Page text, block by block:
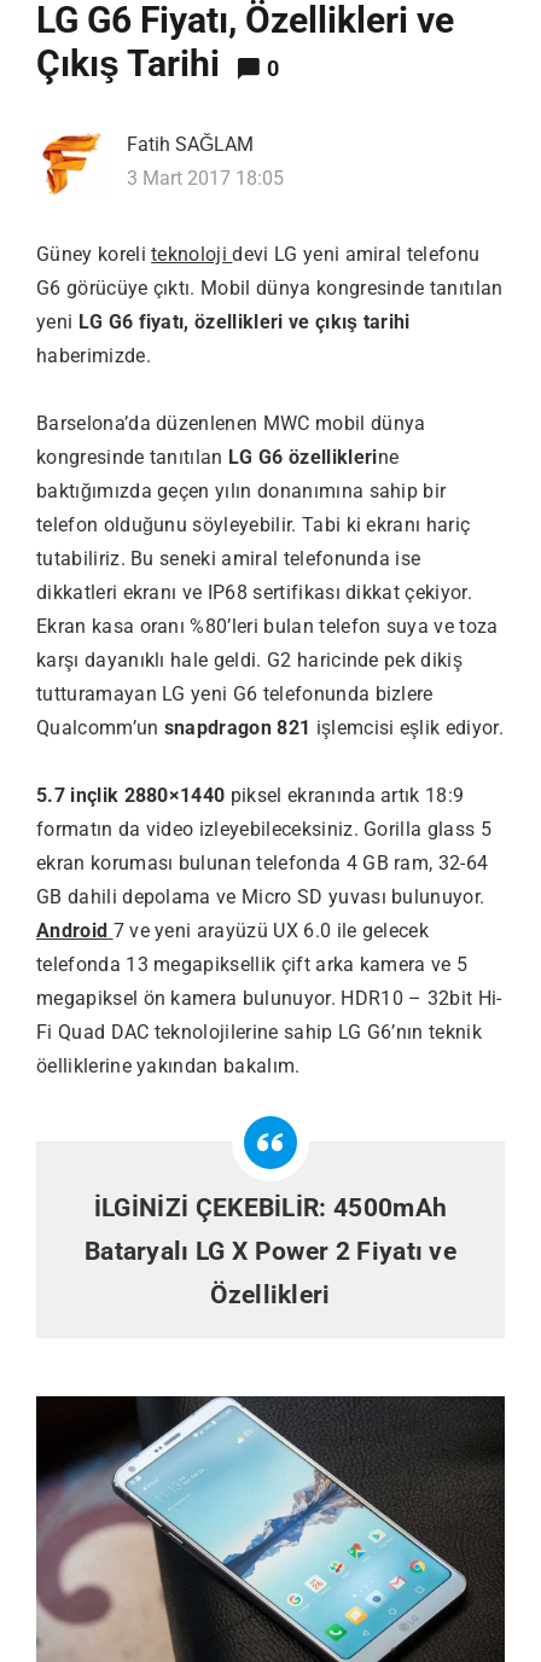
LG G6 Fiyatı, Özellikleri ve
Çıkış Tarihi
0
Fatih SAĞLAM
3 Mart 2017 18:05
Güney koreliteknolojidevi LG yeni amiral telefonu
G6 görücüye çıktı. Mobil dünya kongresinde tanıtılan
yeni LG G6 fiyatı, özellikleri ve çıkış tarihi
haberimizde.
Barselona’da düzenlenen MWC mobil dünya
kongresinde tanıtılan LG G6 özelliklerine
baktığımızda geçen yılın donanımına sahip bir
telefon olduğunu söyleyebilir. Tabi ki ekranı hariç
tutabiliriz. Bu seneki amiral telefonunda ise
dikkatleri ekranı ve IP68 sertifikası dikkat çekiyor.
Ekran kasa oranı %80’leri bulan telefon suya ve toza
karşı dayanıklı hale geldi. G2 haricinde pek dikiş
tutturamayan LG yeni G6 telefonunda bizlere
Qualcomm’un snapdragon 821 işlemcisi eşlik ediyor.
5.7 inçlik 2880×1440 piksel ekranında artık 18:9
formatın da video izleyebileceksiniz. Gorilla glass 5
ekran koruması bulunan telefonda 4 GB ram, 32-64
GB dahili depolama ve Micro SD yuvası bulunuyor.
Android 7 ve yeni arayüzü UX 6.0 ile gelecek
telefonda 13 megapiksellik çift arka kamera ve 5
megapiksel ön kamera bulunuyor. HDR10 – 32bit Hi-
Fi Quad DAC teknolojilerine sahip LG G6’nın teknik
öelliklerine yakından bakalım.
İLGİNİZİ ÇEKEBİLİR:4500mAh
Bataryalı LG X Power 2 Fiyatı ve
Özellikleri